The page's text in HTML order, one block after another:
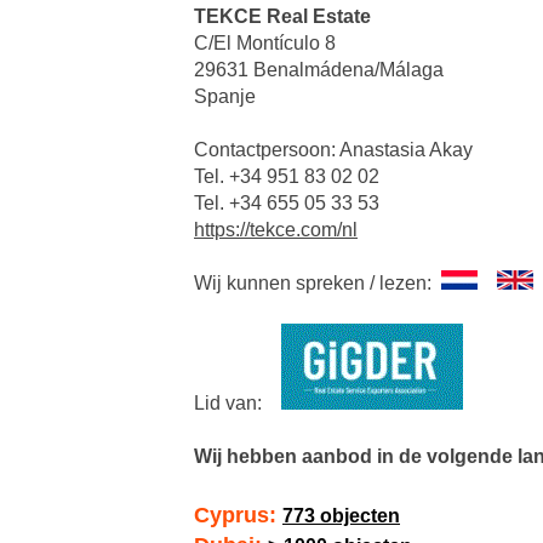
TEKCE Real Estate
C/El Montículo 8
29631 Benalmádena/Málaga
Spanje
Contactpersoon: Anastasia Akay
Tel. +34 951 83 02 02
Tel. +34 655 05 33 53
https://tekce.com/nl
Wij kunnen spreken / lezen:
Lid van:
Wij hebben aanbod in de volgende
Cyprus: 773 objecten